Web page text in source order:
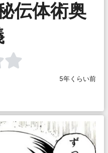
伝体術奥
5年くらい前